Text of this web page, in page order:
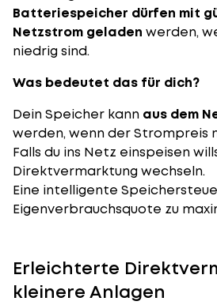
Batteriespeicher dürfen mit
Netzstrom geladen werden,
niedrig sind.
Was bedeutet das für dich?
Dein Speicher kann aus dem
werden, wenn der Strompreis
Falls du ins Netz einspeisen
Direktvermarktung wechseln.
Eine intelligente
Eigenverbrauchsquote zu
Erleichterte
kleinere Anlagen